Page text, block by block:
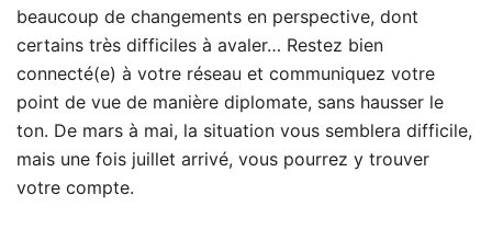
beaucoup de changements en perspective, dont
certains très difficiles à avaler… Restez bien
connecté(e) à votre réseau et communiquez votre
point de vue de manière diplomate, sans hausser le
ton. De mars à mai, la situation vous semblera difficile,
mais une fois juillet arrivé, vous pourrez y trouver
votre compte.